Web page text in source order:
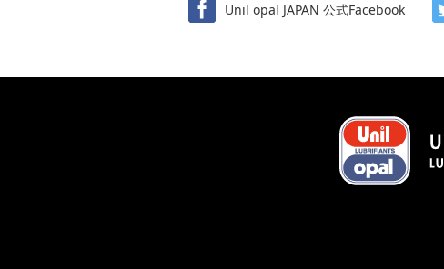
Unil opal JAPAN 公式Facebook